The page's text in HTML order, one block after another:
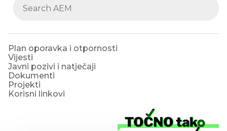
Plan oporavka i otpornosti
Vijesti
Javni pozivi i natječaji
Dokumenti
Projekti
Korisni linkovi